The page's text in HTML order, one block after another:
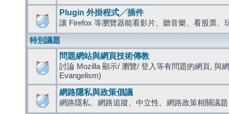
Plugin 外掛程式╱插件
讓 Firefox 等瀏覽器能看影片、聽音樂、看股票、
特別議題
問題網站與網頁技術傳教
討論 Mozilla 顯示/ 瀏覽/ 登入等有問題的網頁, 與
Evangelism)
網路隱私與政策倡議
網路隱私、網路追蹤、中立性、網路政策相關議題